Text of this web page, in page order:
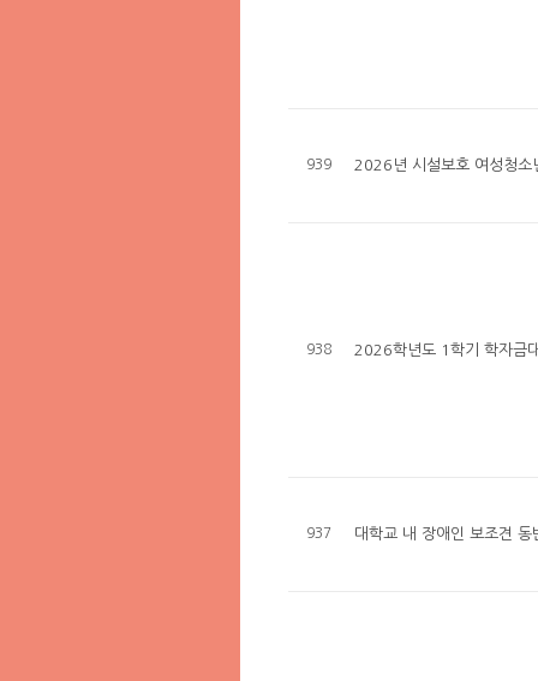
939 2026년 시설보호 여성청소
938 2026학년도 1학기 학자금
937 대학교 내 장애인 보조견 동